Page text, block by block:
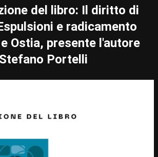
del libro: Il diritto di
e radicamento
Ostia, presente l'autore
Stefano Portelli